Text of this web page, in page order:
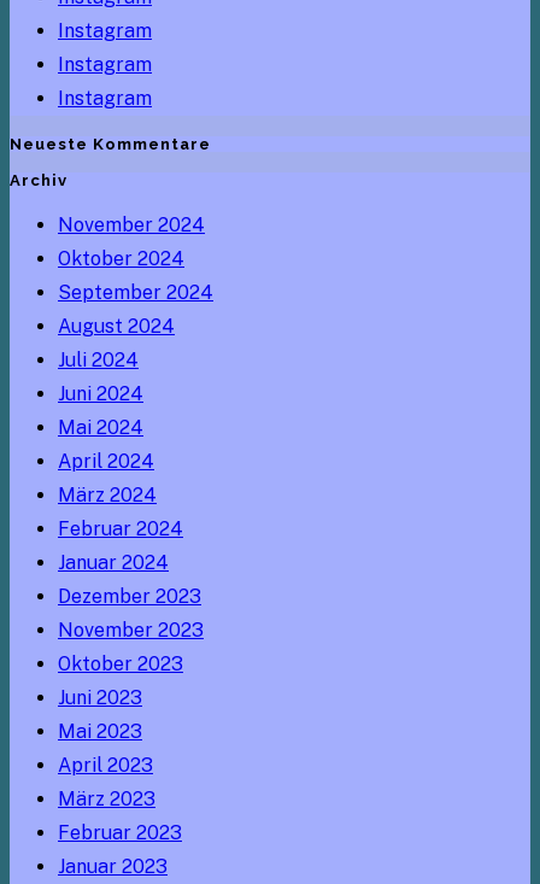
Instagram
Instagram
Instagram
Neueste Kommentare
Archiv
November 2024
Oktober 2024
September 2024
August 2024
Juli 2024
Juni 2024
Mai 2024
April 2024
März 2024
Februar 2024
Januar 2024
Dezember 2023
November 2023
Oktober 2023
Juni 2023
Mai 2023
April 2023
März 2023
Februar 2023
Januar 2023